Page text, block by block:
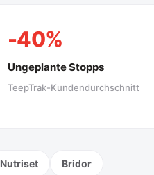
-40%
Ungeplante Stopps
TeepTrak-Kundendurchschnitt
Nutriset Bridor